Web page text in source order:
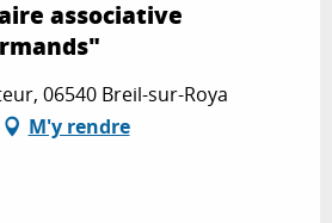
associative
06540 Breil-sur-Roya
M'y rendre